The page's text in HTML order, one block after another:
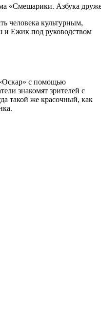
«Смешарики. Азбука
человека культурным,
и Ежик под руководством
с помощью
знакомят зрителей с
такой же красочный, как